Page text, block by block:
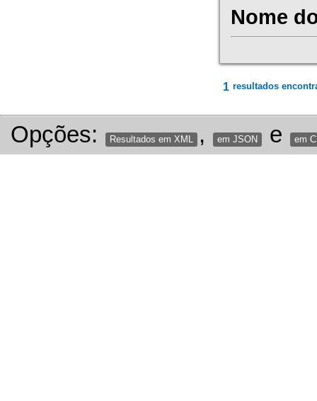
Nome
1 resultados
Opções: Resultados em XML , em JSON e em